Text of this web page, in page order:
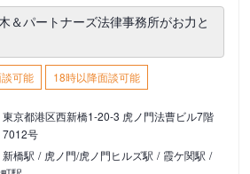
＆パートナーズ法律事務所がお力と
可能 18時以降面談可能
東京都港区西新橋1-20-3 虎ノ門法曹ビル7階
7012号
新橋駅
虎ノ門/虎ノ門ヒルズ駅
霞ケ関駅